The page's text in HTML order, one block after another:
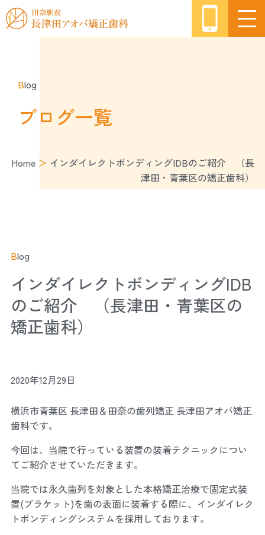
Blog
ブログ一覧
Home ＞ インダイレクトボンディングIDBのご紹介 （長
津田・青葉区の矯正歯科）
Blog
インダイレクトボンディングIDB
のご紹介 （長津田・青葉区の
矯正歯科）
2020年12月29日
横浜市青葉区 長津田＆田奈の歯列矯正 長津田アオバ矯正
歯科です。
今回は、当院で行っている装置の装着テクニックについ
てご紹介させていただきます。
当院では永久歯列を対象とした本格矯正治療で固定式装
置(ブラケット)を歯の表面に装着する際に、インダイレク
トボンディングシステムを採用しております。